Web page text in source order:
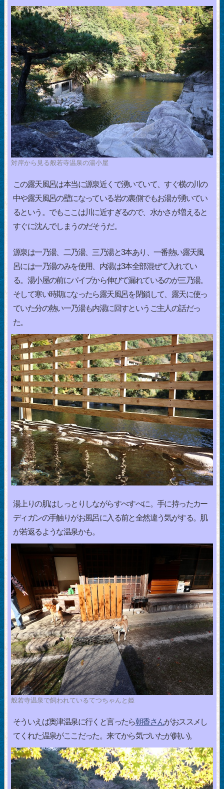
対岸から見る般若寺温泉の湯小屋
この露天風呂は本当に源泉近くで湧いていて、すぐ横の川の
中や露天風呂の壁になっている岩の裏側でもお湯が湧いてい
るという。でもここは川に近すぎるので、水かさが増えると
すぐに沈んでしまうのだそうだ。
源泉は一乃湯、二乃湯、三乃湯と3本あり、一番熱い露天風
呂には一乃湯のみを使用、内湯は3本全部混ぜて入れてい
る。湯小屋の前にパイプから伸びて漏れているのが三乃湯。
そして寒い時期になったら露天風呂を閉鎖して、露天に使っ
ていた分の熱い一乃湯も内湯に回すというご主人の話だっ
た。
湯上りの肌はしっとりしながらすべすべに。手に持ったカー
ディガンの手触りがお風呂に入る前と全然違う気がする。肌
が若返るような温泉かも。
般若寺温泉で飼われているてつちゃんと姫
そういえば奥津温泉に行くと言ったら朝香さんがおススメし
てくれた温泉がここだった。来てから気づいたが(鈍い)。